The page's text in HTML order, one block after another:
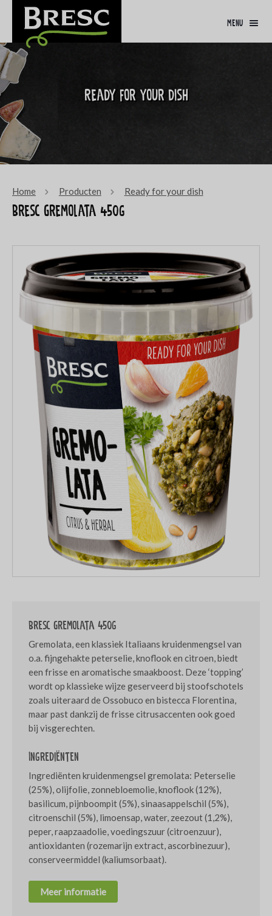
menu
Ready for your dish
Home Producten Ready for your dish
Bresc Gremolata 450g
Bresc Gremolata 450g
Gremolata, een klassiek Italiaans kruidenmengsel van
o.a. fijngehakte peterselie, knoflook en citroen, biedt
een frisse en aromatische smaakboost. Deze ‘topping’
wordt op klassieke wijze geserveerd bij stoofschotels
zoals uiteraard de Ossobuco en bistecca Florentina,
maar past dankzij de frisse citrusaccenten ook goed
bij visgerechten.
Ingrediënten
Ingrediënten kruidenmengsel gremolata: Peterselie
(25%), olijfolie, zonnebloemolie, knoflook (12%),
basilicum, pijnboompit (5%), sinaasappelschil (5%),
citroenschil (5%), limoensap, water, zeezout (1,2%),
peper, raapzaadolie, voedingszuur (citroenzuur),
antioxidanten (rozemarijn extract, ascorbinezuur),
conserveermiddel (kaliumsorbaat).
Meer informatie